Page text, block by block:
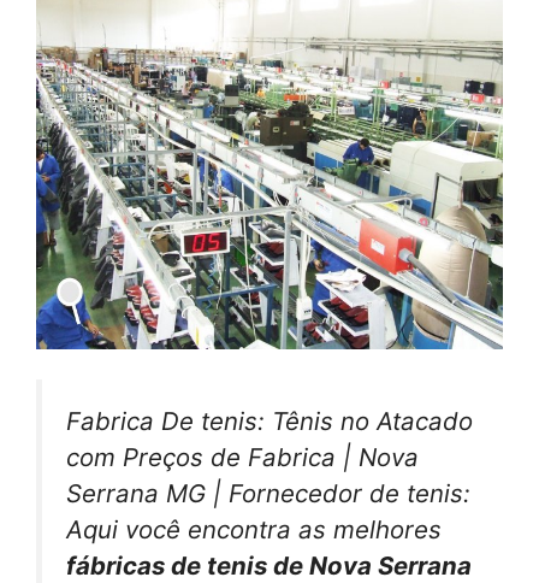
Fabrica De tenis: Tênis no Atacado
com Preços de Fabrica | Nova
Serrana MG | Fornecedor de tenis:
Aqui você encontra as melhores
fábricas de tenis de Nova Serrana